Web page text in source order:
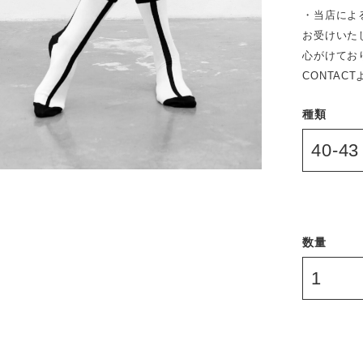
・当店に
お受けいた
心がけてお
CONTACT
種類
数量